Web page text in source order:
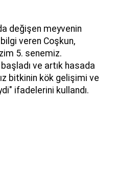
değişen meyvenin
veren Coşkun,
5. senemiz.
ve artık hasada
bitkinin kök gelişimi ve
ifadelerini kullandı.